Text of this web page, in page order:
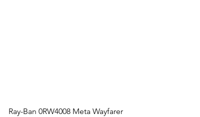
Ray-Ban 0RW4008 Meta Wayfarer